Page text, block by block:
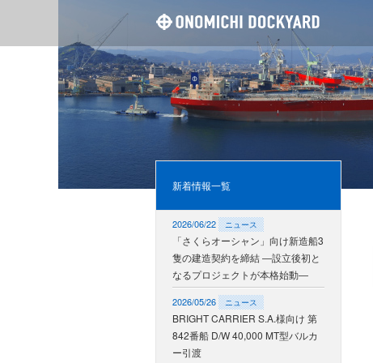
新着情報一覧
2026/06/22 ニュース
「さくらオーシャン」向け新造船3
隻の建造契約を締結 ―設立後初と
なるプロジェクトが本格始動―
2026/05/26 ニュース
BRIGHT CARRIER S.A.様向け 第
842番船 D/W 40,000 MT型バルカ
ー引渡